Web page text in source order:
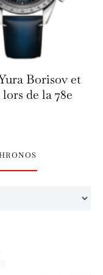
Borisov et
de la 78e